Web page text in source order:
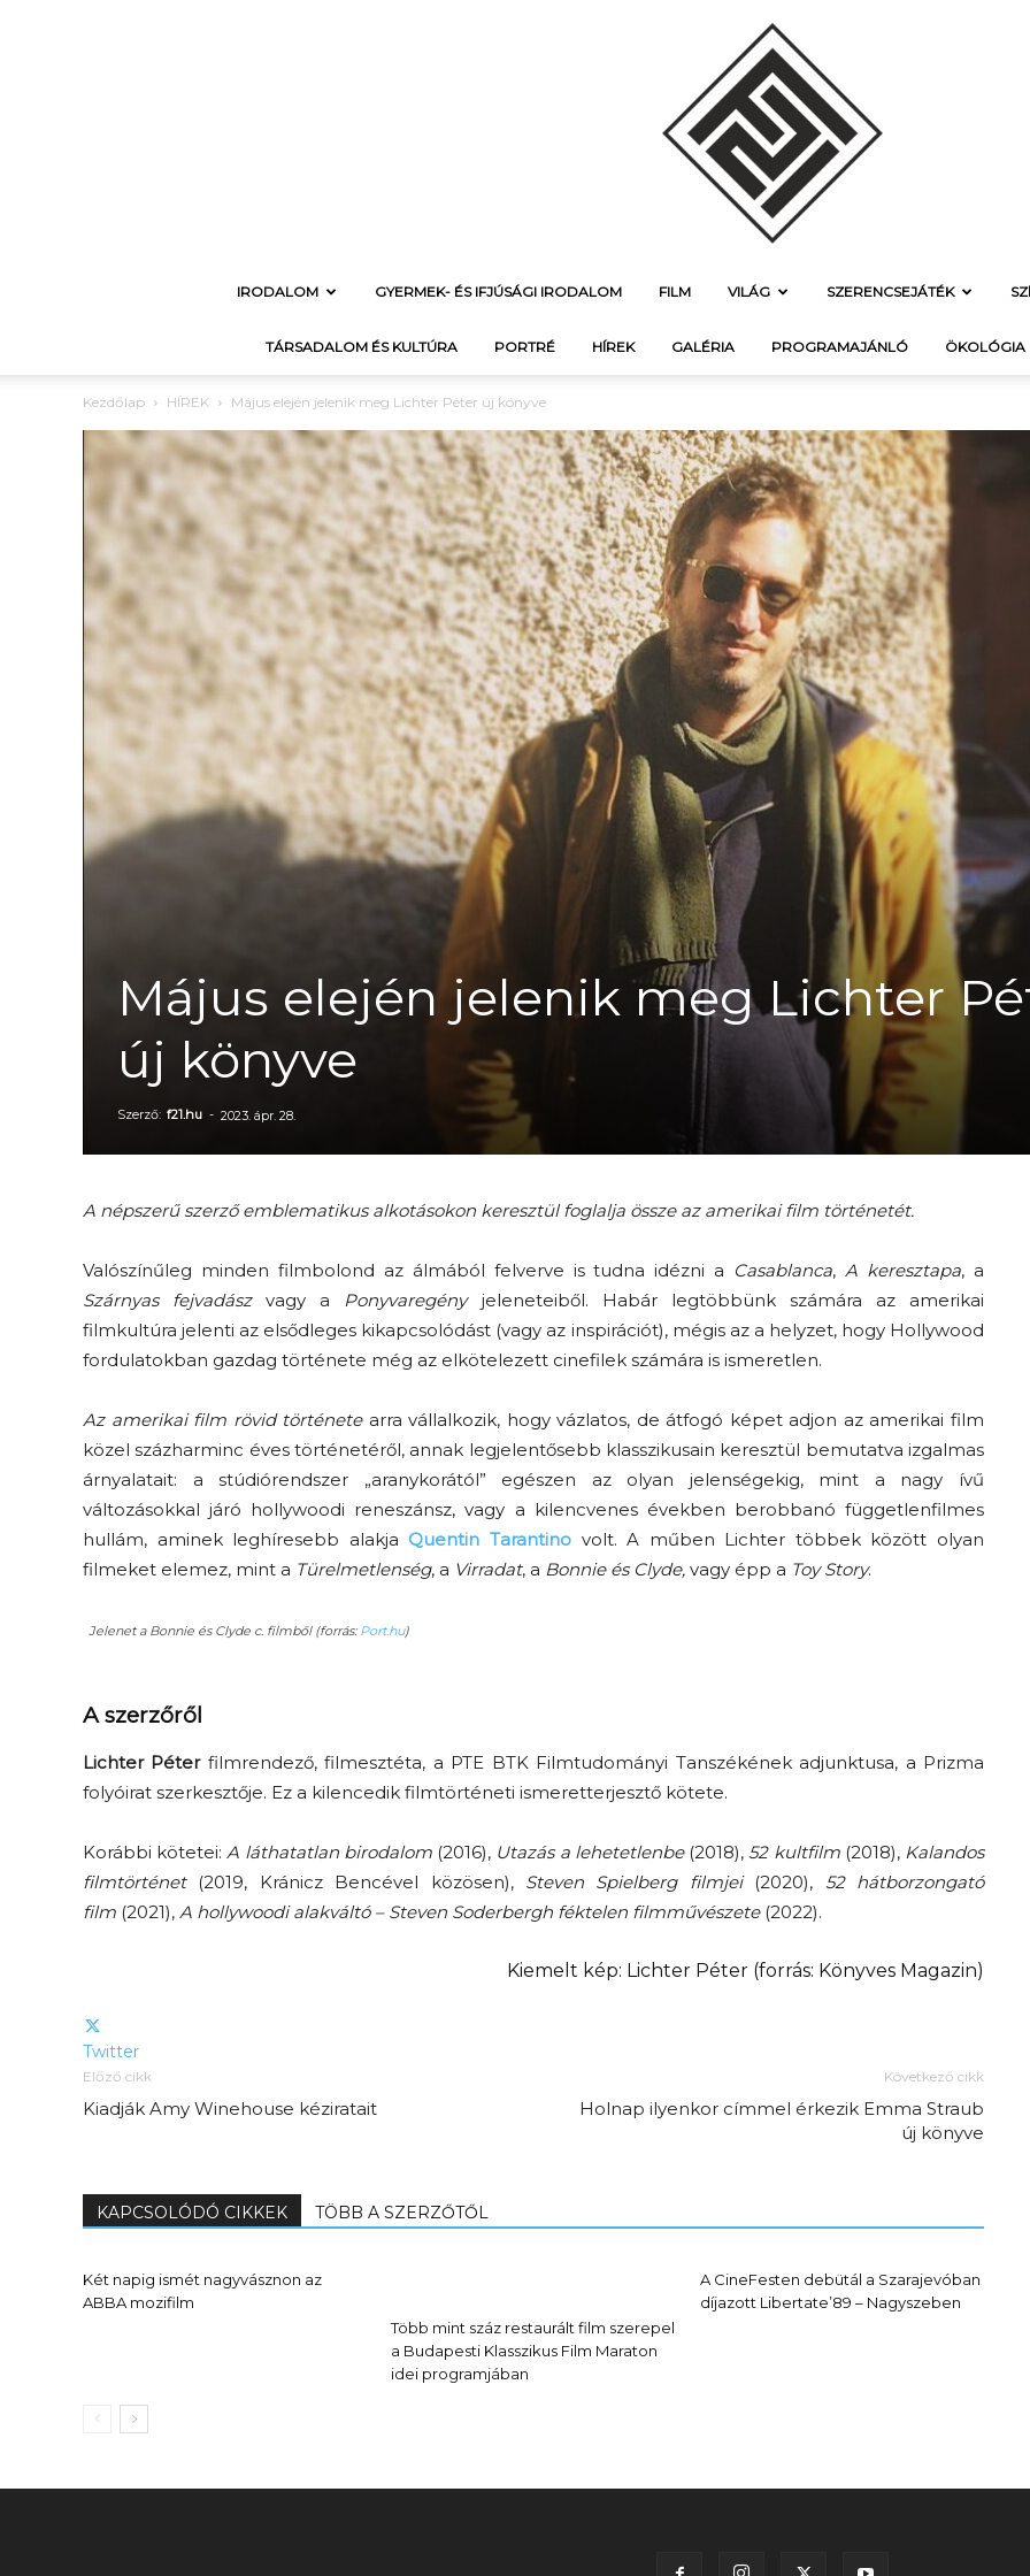
f21.hu
–
A
fiatalság
százada
IRODALOM GYERMEK- ÉS IFJÚSÁGI IRODALOM FILM VILÁG SZERENCSEJÁTÉK
TÁRSADALOM ÉS KULTÚRA PORTRÉ HÍREK GALÉRIA PROGRAMAJÁNLÓ ÖKOLÓGIA
Kezdőlap HÍREK Május elején jelenik meg Lichter Péter új könyve
Május elején jelenik meg Lichter
új könyve
Szerző: f21.hu - 2023. ápr. 28.
A népszerű szerző emblematikus alkotásokon keresztül foglalja össze az amerikai film történetét.
Valószínűleg minden filmbolond az álmából felverve is tudna idézni a Casablanca, A keresztapa, a
Szárnyas fejvadász
vagy a Ponyvaregény
jeleneteiből. Habár legtöbbünk számára az amerikai
filmkultúra jelenti az elsődleges kikapcsolódást (vagy az inspirációt), mégis az a helyzet, hogy Hollywood
fordulatokban gazdag története még az elkötelezett cinefilek számára is ismeretlen.
Az amerikai film rövid történetearra vállalkozik, hogy vázlatos, de átfogó képet adjon az amerikai film
közel százharminc éves történetéről, annak legjelentősebb klasszikusain keresztül bemutatva izgalmas
árnyalatait: a stúdiórendszer „aranykorától” egészen az olyan jelenségekig, mint a nagy ívű
változásokkal járó hollywoodi reneszánsz, vagy a kilencvenes években berobbanó függetlenfilmes
hullám, aminek leghíresebb alakja Quentin Tarantinovolt. A műben Lichter többek között olyan
filmeket elemez, mint a Türelmetlenség, a Virradat, a Bonnie és Clyde, vagy épp a Toy Story.
Jelenet a Bonnie és Clyde c. filmből (forrás: Port.hu)
A szerzőről
Lichter Péter filmrendező, filmesztéta, a PTE BTK Filmtudományi Tanszékének adjunktusa, a Prizma
folyóirat szerkesztője. Ez a kilencedik filmtörténeti ismeretterjesztő kötete.
Korábbi kötetei:A láthatatlan birodalom(2016), Utazás a lehetetlenbe(2018),52 kultfilm(2018), Kalandos
filmtörténet(2019, Kránicz Bencével közösen), Steven Spielberg filmjei(2020), 52 hátborzongató
film (2021), A hollywoodi alakváltó – Steven Soderbergh féktelen filmművészete (2022).
Kiemelt kép: Lichter Péter (forrás: Könyves Magazin)
Twitter
Előző cikk
Kiadják Amy Winehouse kéziratait
Következő cikk
Holnap ilyenkor címmel érkezik Emma Straub
új könyve
KAPCSOLÓDÓ CIKKEK TÖBB A SZERZŐTŐL
Két napig ismét nagyvásznon az
ABBA mozifilm
Több mint száz restaurált film szerepel
a Budapesti Klasszikus Film Maraton
idei programjában
A CineFesten debütál a Szarajevóban
díjazott Libertate’89 – Nagyszeben
Trashről és lélekről
Trashről és lélekről –